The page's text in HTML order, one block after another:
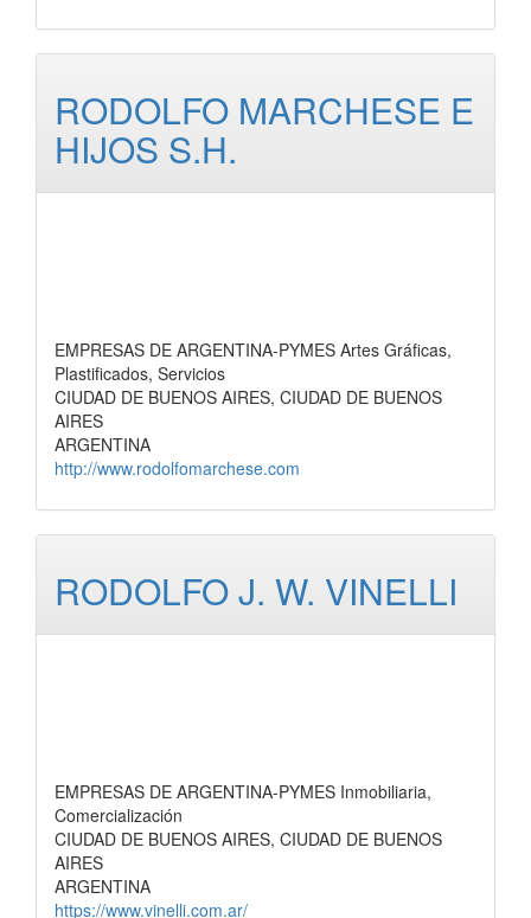
RODOLFO MARCHESE E
HIJOS S.H.
EMPRESAS DE ARGENTINA-PYMES Artes Gráficas,
Plastificados, Servicios
CIUDAD DE BUENOS AIRES, CIUDAD DE BUENOS
AIRES
ARGENTINA
http://www.rodolfomarchese.com
RODOLFO J. W. VINELLI
EMPRESAS DE ARGENTINA-PYMES Inmobiliaria,
Comercialización
CIUDAD DE BUENOS AIRES, CIUDAD DE BUENOS
AIRES
ARGENTINA
https://www.vinelli.com.ar/